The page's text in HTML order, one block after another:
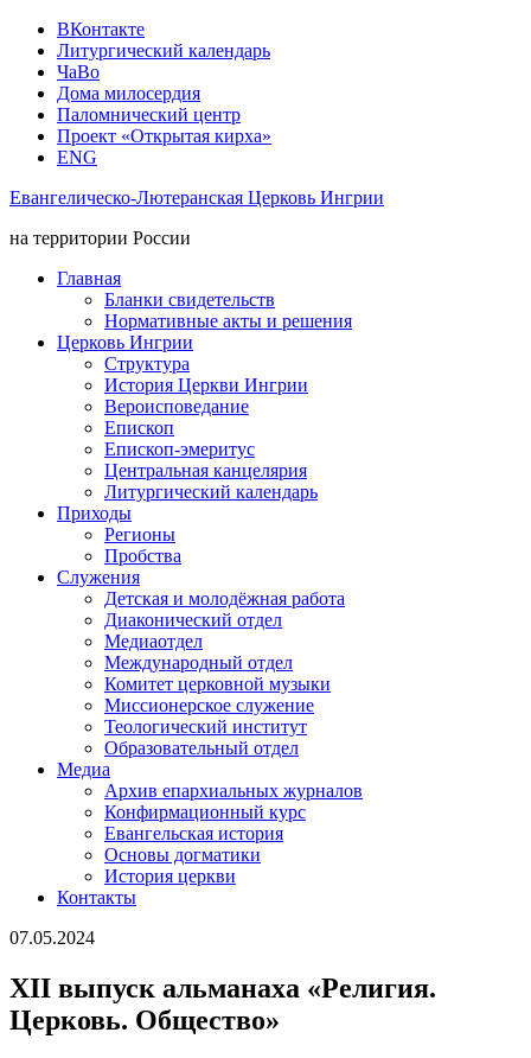
ВКонтакте
Литургический календарь
ЧаВо
Дома милосердия
Паломнический центр
Проект «Открытая кирха»
ENG
Евангелическо-Лютеранская Церковь Ингрии
на территории России
Главная
Бланки свидетельств
Нормативные акты и решения
Церковь Ингрии
Структура
История Церкви Ингрии
Вероисповедание
Епископ
Епископ-эмеритус
Центральная канцелярия
Литургический календарь
Приходы
Регионы
Пробства
Служения
Детская и молодёжная работа
Диаконический отдел
Медиаотдел
Международный отдел
Комитет церковной музыки
Миссионерское служение
Теологический институт
Образовательный отдел
Медиа
Архив епархиальных журналов
Конфирмационный курс
Евангельская история
Основы догматики
История церкви
Контакты
07.05.2024
XII выпуск альманаха «Религия.
Церковь. Общество»